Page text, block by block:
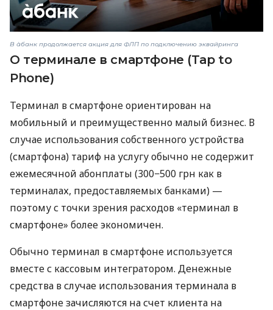
В àбанк продолжается акция для ФЛП по подключению эквайринга
О терминале в смартфоне (Tap to
Phone)
Терминал в смартфоне ориентирован на
мобильный и преимущественно малый бизнес. В
случае использования собственного устройства
(смартфона) тариф на услугу обычно не содержит
ежемесячной абонплаты (300−500 грн как в
терминалах, предоставляемых банками) —
поэтому с точки зрения расходов «терминал в
смартфоне» более экономичен.
Обычно терминал в смартфоне используется
вместе с кассовым интегратором. Денежные
средства в случае использования терминала в
смартфоне зачисляются на счет клиента на